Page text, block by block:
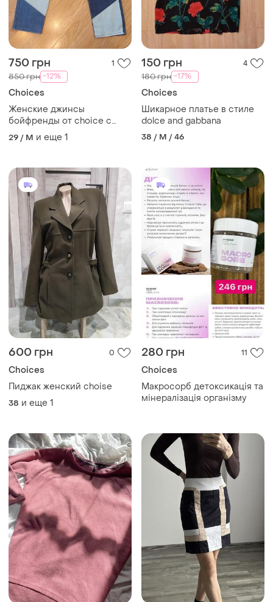
750 грн 1
850 грн -12%
Choices
Женские джинсы
бойфренды от choice с
заплатками m
29 / M и еще 1
150 грн 4
180 грн -17%
Choices
Шикарное платье в стиле
dolce and gabbana
38 / M / 46
600 грн 0
Choices
Пиджак женский choise
38 и еще 1
280 грн 11
Choices
Макросорб детоксикація та
мінералізація організму